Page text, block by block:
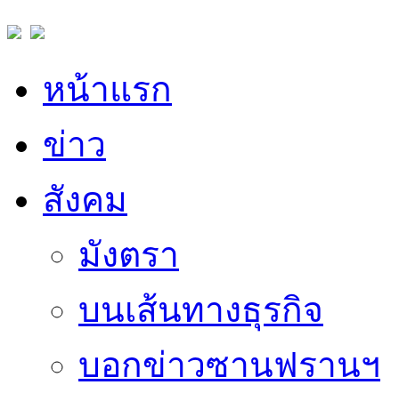
หน้าแรก
ข่าว
สังคม
มังตรา
บนเส้นทางธุรกิจ
บอกข่าวซานฟรานฯ